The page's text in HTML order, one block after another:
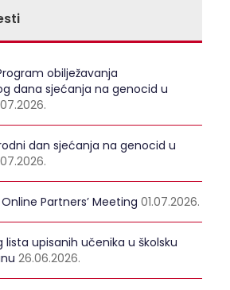
obilježavanja
dana sjećanja na genocid u
dan sjećanja na genocid u
Online Partners’ Meeting 01.07.2026.
lista upisanih učenika u školsku
26.06.2026.